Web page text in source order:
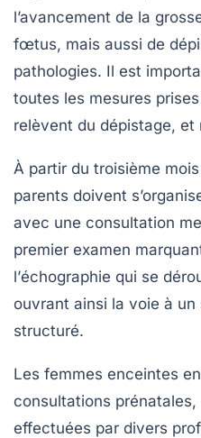
l’avancement de la
fœtus, mais aussi de
pathologies. Il est
toutes les mesures
relèvent du dépistage, et
À partir du troisième mois
parents doivent
avec une consultation
premier examen
l’échographie qui se
ouvrant ainsi la voie à
structuré.
Les femmes enceintes
consultations prénatales
effectuées par divers